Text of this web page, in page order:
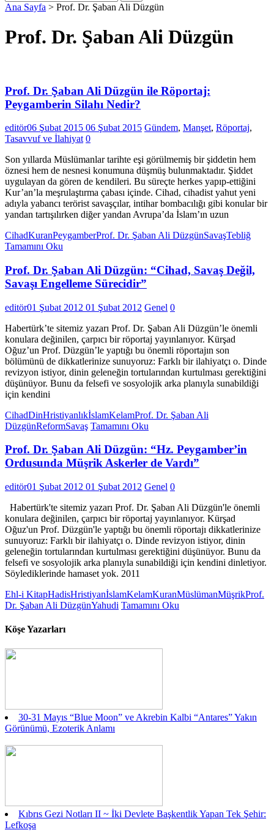
Ana Sayfa > Prof. Dr. Şaban Ali Düzgün
Prof. Dr. Şaban Ali Düzgün
Prof. Dr. Şaban Ali Düzgün ile Röportaj:
Peygamberin Silahı Nedir?
editör06 Şubat 2015 06 Şubat 2015 Gündem, Manşet, Röportaj,
Tasavvuf ve İlahiyat 0
Son yıllarda Müslümanlar tarihte eşi görülmemiş bir şiddetin hem
öznesi hem de nesnesi konumuna düşmüş bulunmaktadır. Şiddet
uygulayan da gören de kendileri. Bu süreçte herkes yapıp-ettiğini
Kur’an’la meşrulaştırma çabası içinde. Cihad, cihadist yahut yeni
adıyla yabancı terörist savaşçılar, intihar bombacılığı gibi konular bir
yandan tartışılırken diğer yandan Avrupa’da İslam’ın uzun
CihadKuranPeygamberProf. Dr. Şaban Ali DüzgünSavaşTebliğ
Tamamını Oku
Prof. Dr. Şaban Ali Düzgün: “Cihad, Savaş Değil,
Savaşı Engelleme Sürecidir”
editör01 Şubat 2012 01 Şubat 2012 Genel 0
Habertürk’te sitemiz yazarı Prof. Dr. Şaban Ali Düzgün’le önemli
konulara değinilen, çarpıcı bir röportaj yayınlanıyor. Kürşad
Oğuz’un Prof. Düzgün’le yaptığı bu önemli röportajın son
bölümünü de dikkatlerinize sunuyoruz: Farklı bir ilahiyatçı o. Dinde
revizyon istiyor, dinin geleneğin tortularından kurtulması gerektiğini
düşünüyor. Bunu da felsefi ve sosyolojik arka planıyla sunabildiği
için kendini
CihadDinHristiyanlıkİslamKelamProf. Dr. Şaban Ali
DüzgünReformSavaş Tamamını Oku
Prof. Dr. Şaban Ali Düzgün: “Hz. Peygamber’in
Ordusunda Müşrik Askerler de Vardı”
editör01 Şubat 2012 01 Şubat 2012 Genel 0
Habertürk'te sitemiz yazarı Prof. Dr. Şaban Ali Düzgün'le önemli
konulara değinilen, çarpıcı bir röportaj yayınlanıyor. Kürşad
Oğuz'un Prof. Düzgün'le yaptığı bu önemli röportajı dikkatlerinize
sunuyoruz: Farklı bir ilahiyatçı o. Dinde revizyon istiyor, dinin
geleneğin tortularından kurtulması gerektiğini düşünüyor. Bunu da
felsefi ve sosyolojik arka planıyla sunabildiği için kendini dinletiyor.
Söylediklerinde hamaset yok. 2011
Ehl-i KitapHadisHristiyanİslamKelamKuranMüslümanMüşrikProf.
Dr. Şaban Ali DüzgünYahudi Tamamını Oku
Köşe Yazarları
30-31 Mayıs “Blue Moon” ve Akrebin Kalbi “Antares” Yakın
Görünümü, Ezoterik Anlamı
Kıbrıs Gezi Notları II ~ İki Devlete Başkentlik Yapan Tek Şehir:
Lefkoşa